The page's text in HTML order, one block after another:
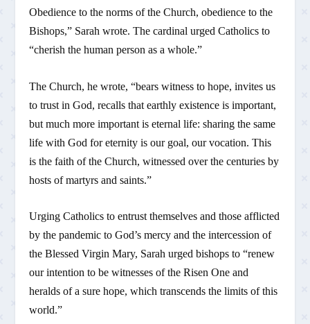
Obedience to the norms of the Church, obedience to the
Bishops,” Sarah wrote. The cardinal urged Catholics to
“cherish the human person as a whole.”
The Church, he wrote, “bears witness to hope, invites us
to trust in God, recalls that earthly existence is important,
but much more important is eternal life: sharing the same
life with God for eternity is our goal, our vocation. This
is the faith of the Church, witnessed over the centuries by
hosts of martyrs and saints.”
Urging Catholics to entrust themselves and those afflicted
by the pandemic to God’s mercy and the intercession of
the Blessed Virgin Mary, Sarah urged bishops to “renew
our intention to be witnesses of the Risen One and
heralds of a sure hope, which transcends the limits of this
world.”